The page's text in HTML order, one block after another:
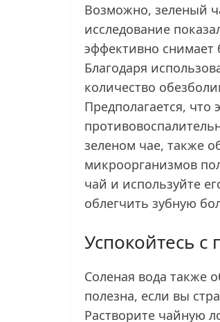
Возможно, зеленый
исследование
эффективно снимает
Благодаря
количество
Предполагается,
зеленом чае, также
микроорганизмов
чай и используйте
облегчить зубную
Успокойтесь
Соленая вода также
полезна, если вы
Растворите чайную